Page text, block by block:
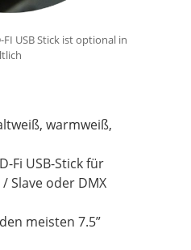
USB Stick ist optional in
warmweiß,
Fi USB-Stick für
Slave oder DMX
meisten 7.5”